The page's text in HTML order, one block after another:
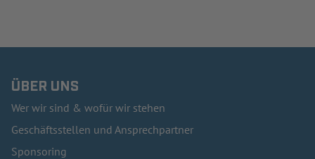
ÜBER UNS
Wer wir sind & wofür wir stehen
Geschäftsstellen und Ansprechpartner
Sponsoring